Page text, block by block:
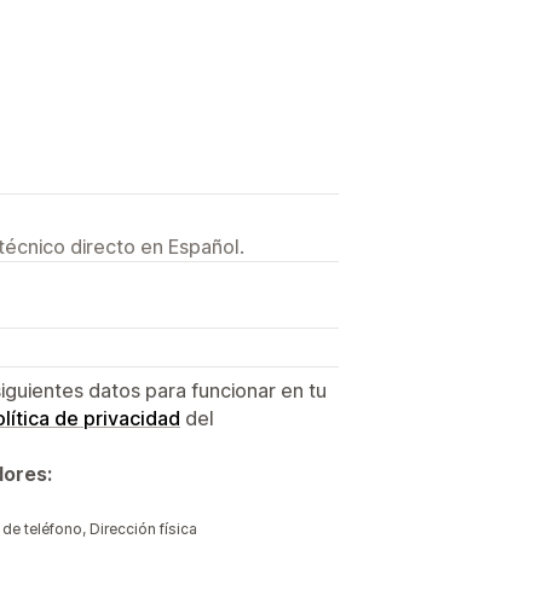
directo en Español.
datos para funcionar en tu
de privacidad del
teléfono, Dirección física